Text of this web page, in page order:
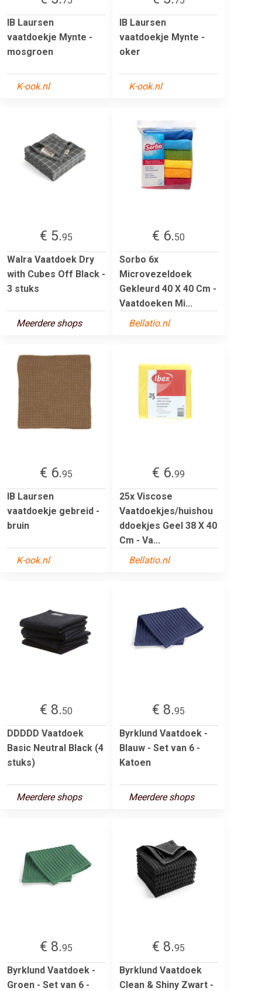
IB Laursen
vaatdoekje Mynte -
mosgroen
K-ook.nl
IB Laursen
vaatdoekje Mynte -
oker
K-ook.nl
€ 5.95
Walra Vaatdoek Dry
with Cubes Off Black -
3 stuks
Meerdere shops
€ 6.50
Sorbo 6x
Microvezeldoek
Gekleurd 40 X 40 Cm -
Vaatdoeken Mi...
Bellatio.nl
€ 6.95
IB Laursen
vaatdoekje gebreid -
bruin
K-ook.nl
€ 6.99
25x Viscose
Vaatdoekjes/huishou
ddoekjes Geel 38 X 40
Cm - Va...
Bellatio.nl
€ 8.50
DDDDD Vaatdoek
Basic Neutral Black (4
stuks)
Meerdere shops
€ 8.95
Byrklund Vaatdoek -
Blauw - Set van 6 -
Katoen
Meerdere shops
€ 8.95
Byrklund Vaatdoek -
Groen - Set van 6 -
€ 8.95
Byrklund Vaatdoek
Clean & Shiny Zwart -